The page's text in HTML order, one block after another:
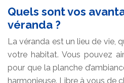
Quels sont vos
véranda ?
La véranda est un lieu de vie,
votre habitat. Vous pouvez
pour que la planche
harmonieuse. Libre à vous de